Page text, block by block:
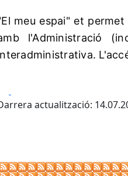
meu espai" et
l'Administració
actualització: